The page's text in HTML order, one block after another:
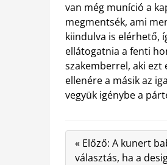
van még muníció a
megmentsék, ami
kiindulva is elérhető,
ellátogatnia a fenti
szakemberrel, aki ezt
ellenére a másik az
vegyük igénybe a
« Előző: A kunert
választás, ha a